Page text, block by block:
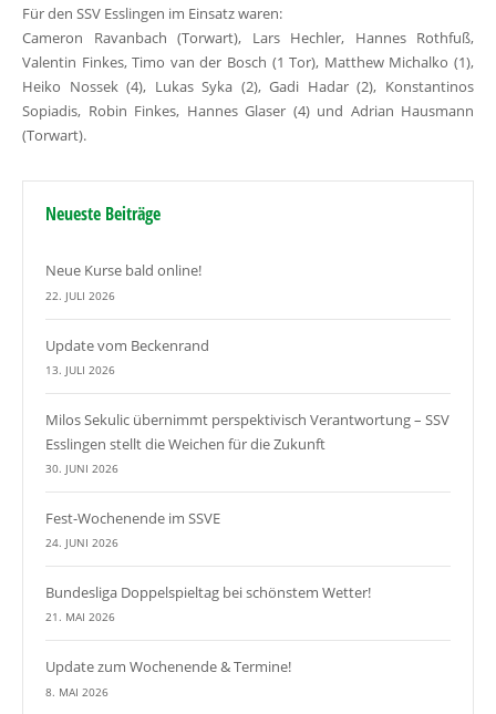
Für den SSV Esslingen im Einsatz waren:
Cameron Ravanbach (Torwart), Lars Hechler, Hannes Rothfuß,
Valentin Finkes, Timo van der Bosch (1 Tor), Matthew Michalko (1),
Heiko Nossek (4), Lukas Syka (2), Gadi Hadar (2), Konstantinos
Sopiadis, Robin Finkes, Hannes Glaser (4) und Adrian Hausmann
(Torwart).
Neueste Beiträge
Neue Kurse bald online!
22. JULI 2026
Update vom Beckenrand
13. JULI 2026
Milos Sekulic übernimmt perspektivisch Verantwortung – SSV
Esslingen stellt die Weichen für die Zukunft
30. JUNI 2026
Fest-Wochenende im SSVE
24. JUNI 2026
Bundesliga Doppelspieltag bei schönstem Wetter!
21. MAI 2026
Update zum Wochenende & Termine!
8. MAI 2026